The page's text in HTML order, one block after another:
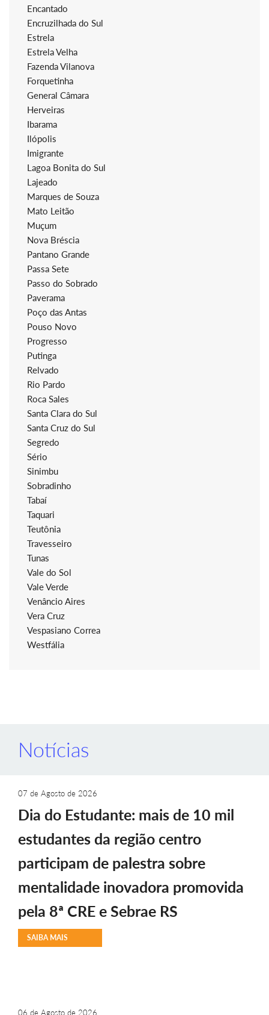
Encantado
Encruzilhada do Sul
Estrela
Estrela Velha
Fazenda Vilanova
Forquetinha
General Câmara
Herveiras
Ibarama
Ilópolis
Imigrante
Lagoa Bonita do Sul
Lajeado
Marques de Souza
Mato Leitão
Muçum
Nova Bréscia
Pantano Grande
Passa Sete
Passo do Sobrado
Paverama
Poço das Antas
Pouso Novo
Progresso
Putinga
Relvado
Rio Pardo
Roca Sales
Santa Clara do Sul
Santa Cruz do Sul
Segredo
Sério
Sinimbu
Sobradinho
Tabaí
Taquari
Teutônia
Travesseiro
Tunas
Vale do Sol
Vale Verde
Venâncio Aires
Vera Cruz
Vespasiano Correa
Westfália
Notícias
07 de Agosto de 2026
Dia do Estudante: mais de 10 mil
estudantes da região centro
participam de palestra sobre
mentalidade inovadora promovida
pela 8ª CRE e Sebrae RS
SAIBA MAIS
06 de Agosto de 2026